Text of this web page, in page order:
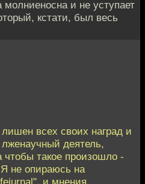
молниеносна и не уступает
кстати, был весь
всех своих наград и
лженаучный деятель,
такое произошло -
не опираюсь на